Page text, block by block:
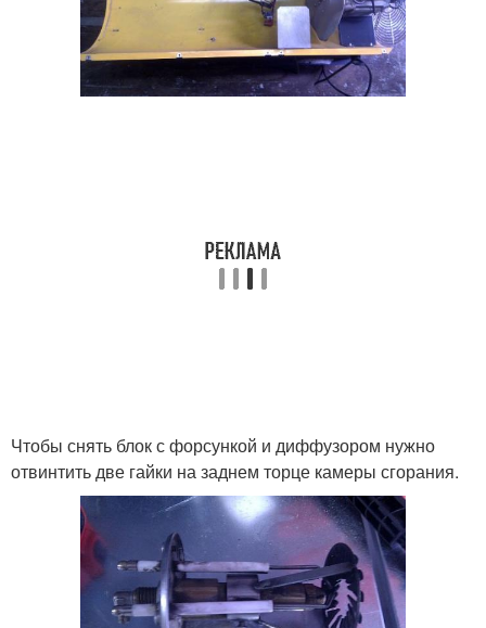
Чтобы снять блок с форсункой и диффузором нужно
отвинтить две гайки на заднем торце камеры сгорания.